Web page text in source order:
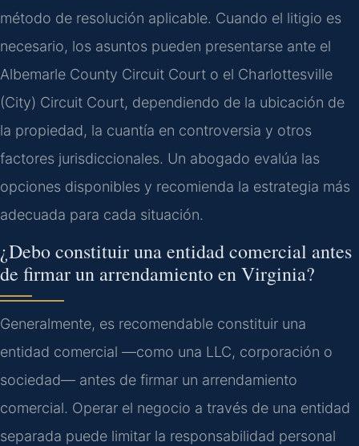
método de resolución aplicable. Cuando el litigio es
necesario, los asuntos pueden presentarse ante el
Albemarle County Circuit Court o el Charlottesville
(City) Circuit Court, dependiendo de la ubicación de
la propiedad, la cuantía en controversia y otros
factores jurisdiccionales. Un abogado evalúa las
opciones disponibles y recomienda la estrategia más
adecuada para cada situación.
¿Debo constituir una entidad comercial antes
de firmar un arrendamiento en Virginia?
Generalmente, es recomendable constituir una
entidad comercial —como una LLC, corporación o
sociedad— antes de firmar un arrendamiento
comercial. Operar el negocio a través de una entidad
separada puede limitar la responsabilidad personal